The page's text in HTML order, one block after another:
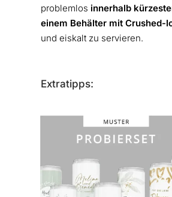
problemlos innerhalb
einem Behälter mit Crushed-
und eiskalt zu servieren.
Extratipps: